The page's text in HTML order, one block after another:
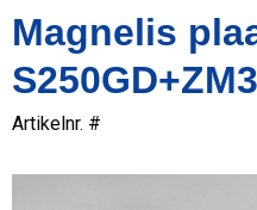
Magnelis
Artikelnr. #